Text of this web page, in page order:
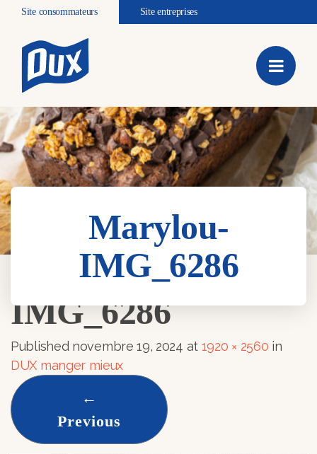
Site consommateurs Site entreprises
Marylou-
IMG_6286
Marylou-
IMG_6286
Published novembre 19, 2024 at 1920 × 2560 in
DUX manger mieux
←
Previous